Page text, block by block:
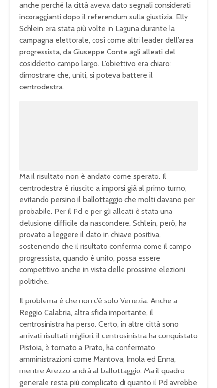
anche perché la città aveva dato segnali considerati
incoraggianti dopo il referendum sulla giustizia. Elly
Schlein era stata più volte in Laguna durante la
campagna elettorale, così come altri leader dell’area
progressista, da Giuseppe Conte agli alleati del
cosiddetto campo largo. L’obiettivo era chiaro:
dimostrare che, uniti, si poteva battere il
centrodestra.
Ma il risultato non è andato come sperato. Il
centrodestra è riuscito a imporsi già al primo turno,
evitando persino il ballottaggio che molti davano per
probabile. Per il Pd e per gli alleati è stata una
delusione difficile da nascondere. Schlein, però, ha
provato a leggere il dato in chiave positiva,
sostenendo che il risultato conferma come il campo
progressista, quando è unito, possa essere
competitivo anche in vista delle prossime elezioni
politiche.
Il problema è che non c’è solo Venezia. Anche a
Reggio Calabria, altra sfida importante, il
centrosinistra ha perso. Certo, in altre città sono
arrivati risultati migliori: il centrosinistra ha conquistato
Pistoia, è tornato a Prato, ha confermato
amministrazioni come Mantova, Imola ed Enna,
mentre Arezzo andrà al ballottaggio. Ma il quadro
generale resta più complicato di quanto il Pd avrebbe